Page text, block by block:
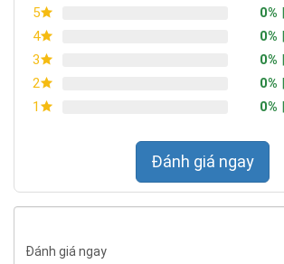
5 0%
4
0%
3
0%
2
0%
1
0%
Đánh giá ngay
Đánh giá ngay